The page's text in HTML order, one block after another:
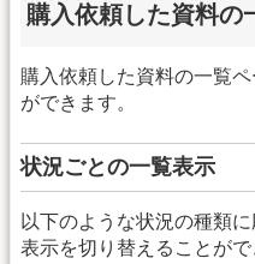
購入依頼した資料の
購入依頼した資料の一覧
ができます。
状況ごとの一覧表示
以下のような状況の種類
表示を切り替えることがで